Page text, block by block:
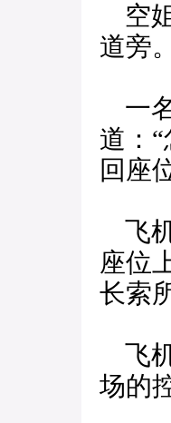
空
道旁
一
道：
回座
飞
座位
长索
飞
场的